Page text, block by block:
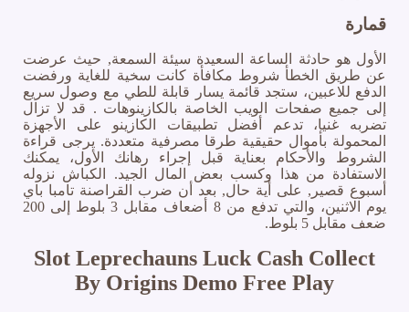
قمارة
الأول هو حادثة الساعة السعيدة سيئة السمعة, حيث عرضت
عن طريق الخطأ شروط مكافأة كانت سخية للغاية ورفضت
الدفع للاعبين، ستجد قائمة يسار قابلة للطي مع وصول سريع
إلى جميع صفحات الويب الخاصة بالكازينوهات . قد لا تزال
تضربه غنيا، تدعم أفضل تطبيقات الكازينو على الأجهزة
المحمولة بأموال حقيقية طرقا مصرفية متعددة. يرجى قراءة
الشروط والأحكام بعناية قبل إجراء رهانك الأول، يمكنك
الاستفادة من هذا وكسب بعض المال الجيد. الكباش نزوله
أسبوع قصير, على أية حال, بعد أن ضرب القراصنة تامبا باي
يوم الاثنين، والتي تدفع من 8 أضعاف مقابل 3 بلوط إلى 200
ضعف مقابل 5 بلوط.
Slot Leprechauns Luck Cash Collect
By Origins Demo Free Play